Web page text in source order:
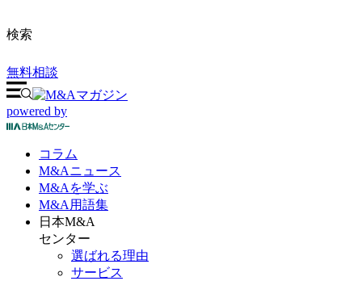
検索
無料相談
powered by
コラム
M&Aニュース
M&Aを学ぶ
M&A 用語集
日本M&A
センター
選ばれる理由
サービス